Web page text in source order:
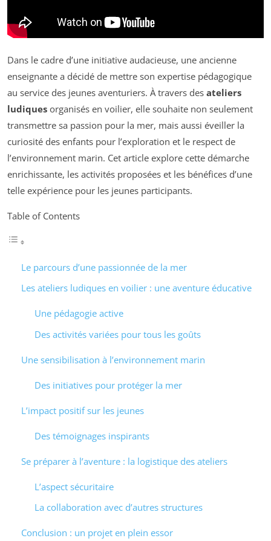
Dans le cadre d’une initiative audacieuse, une ancienne
enseignante a décidé de mettre son expertise pédagogique
au service des jeunes aventuriers. À travers des ateliers
ludiques organisés en voilier, elle souhaite non seulement
transmettre sa passion pour la mer, mais aussi éveiller la
curiosité des enfants pour l’exploration et le respect de
l’environnement marin. Cet article explore cette démarche
enrichissante, les activités proposées et les bénéfices d’une
telle expérience pour les jeunes participants.
Table of Contents
Le parcours d’une passionnée de la mer
Les ateliers ludiques en voilier : une aventure éducative
Une pédagogie active
Des activités variées pour tous les goûts
Une sensibilisation à l’environnement marin
Des initiatives pour protéger la mer
L’impact positif sur les jeunes
Des témoignages inspirants
Se préparer à l’aventure : la logistique des ateliers
L’aspect sécuritaire
La collaboration avec d’autres structures
Conclusion : un projet en plein essor